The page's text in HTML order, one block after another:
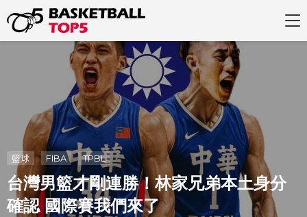
籃球 FIBA TPBL
台灣男籃才剛連勝！林家兄弟本土身分
確認 國際賽我們來了